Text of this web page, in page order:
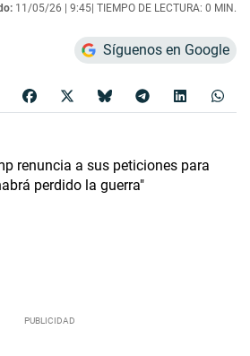
11/05/26 | 9:45 | TIEMPO DE LECTURA: 0 MIN.
Síguenos en Google
renuncia a sus peticiones para
perdido la guerra"